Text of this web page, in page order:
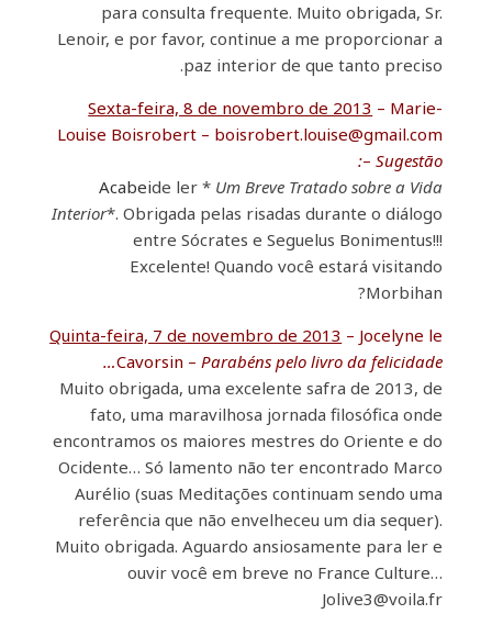
para consulta frequente. Muito obrigada, Sr.
Lenoir, e por favor, continue a me proporcionar a
paz interior de que tanto preciso.
Sexta-feira, 8 de novembro de 2013 – Marie-
Louise Boisrobert – boisrobert.louise@gmail.com
–Sugestão:
Acabeide ler * Um Breve Tratado sobre a Vida
Interior*. Obrigada pelas risadas durante o diálogo
entre Sócrates e Seguelus Bonimentus!!!
Excelente! Quando você estará visitando
Morbihan?
Quinta-feira, 7 de novembro de 2013 – Jocelyne le
Cavorsin –Parabéns pelo livro da felicidade…
Muito obrigada, uma excelente safra de 2013, de
fato, uma maravilhosa jornada filosófica onde
encontramos os maiores mestres do Oriente e do
Ocidente… Só lamento não ter encontrado Marco
Aurélio (suas Meditações continuam sendo uma
referência que não envelheceu um dia sequer).
Muito obrigada. Aguardo ansiosamente para ler e
ouvir você em breve no France Culture…
Jolive3@voila.fr